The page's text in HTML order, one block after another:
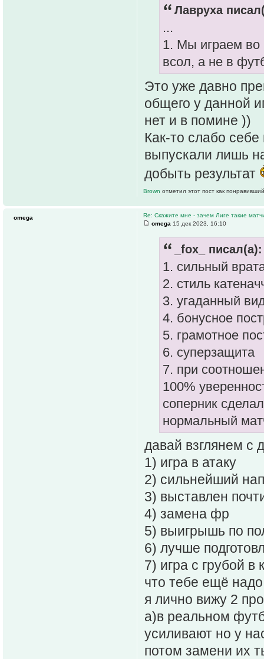
Лавруха
...
1. Мы играем во
всол, а не в
Это уже давно
общего у данной
нет и в помине ))
Как-то слабо себе
выпускали лишь
добыть результат
Brown отметил этот пост как
Re: Скажите мне - зачем Лиге такие
omega 15 дек 2023, 16:10
_fox_ писал(а):
1. сильный
2. стиль
3. угаданный
4. бонусное
5. грамотное
6. суперзащита
7. при
100%
соперник
нормальный
давай взглянем с
1) игра в атаку
2) сильнейший
3) выставлен
4) замена фр
5) выигрышь по
6) лучше
7) игра с грубой в
что тебе ещё
я лично вижу 2
а)в реальном
усиливают но у
потом замени их
omega